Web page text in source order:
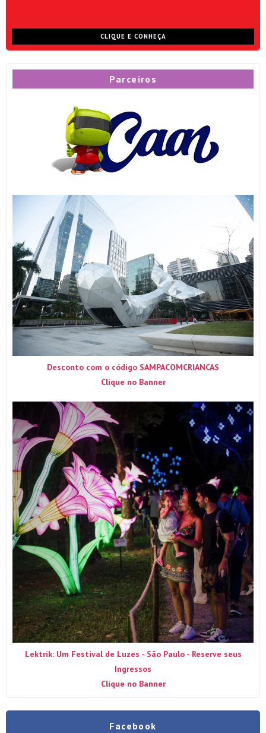
CLIQUE E CONHEÇA
Parceiros
Desconto com o código SAMPACOMCRIANCAS
Clique no Banner
Lektrik: Um Festival de Luzes - São Paulo - Reserve seus
Ingressos
Clique no Banner
Facebook